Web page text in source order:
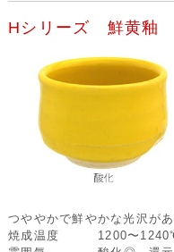
Hシリーズ 鮮黄釉
つややかで鮮やかな光沢があ
焼成温度
1200〜